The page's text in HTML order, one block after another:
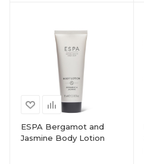
ESPA Bergamot and
Jasmine Body Lotion